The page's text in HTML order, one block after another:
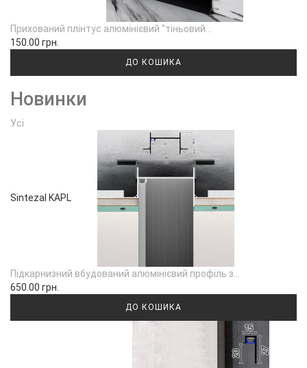
Прихований плінтус алюмінієвий "тіньовий...
150.00 грн.
ДО КОШИКА
Новинки
Усі
Sintezal KAPL
Підкарнизний вбудований алюмінієвий профіль з...
650.00 грн.
ДО КОШИКА